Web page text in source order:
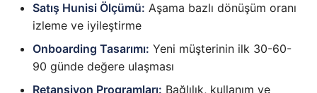
Satış Hunisi Ölçümü: Aşama bazlı dönüşüm oranı
izleme ve iyileştirme
Onboarding Tasarımı: Yeni müşterinin ilk 30-60-
90 günde değere ulaşması
Retansiyon Programları: Bağlılık, kullanım ve